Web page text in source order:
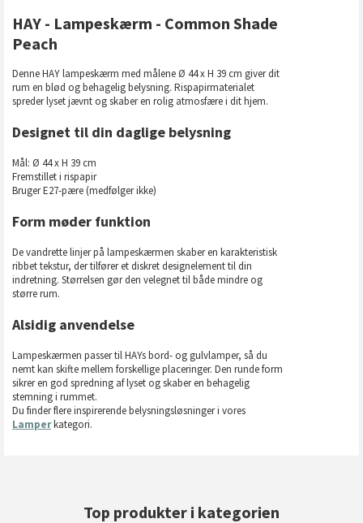
HAY - Lampeskærm - Common Shade
Peach
Denne HAY lampeskærm med målene Ø 44 x H 39 cm giver dit
rum en blød og behagelig belysning. Rispapirmaterialet
spreder lyset jævnt og skaber en rolig atmosfære i dit hjem.
Designet til din daglige belysning
Mål: Ø 44 x H 39 cm
Fremstillet i rispapir
Bruger E27-pære (medfølger ikke)
Form møder funktion
De vandrette linjer på lampeskærmen skaber en karakteristisk
ribbet tekstur, der tilfører et diskret designelement til din
indretning. Størrelsen gør den velegnet til både mindre og
større rum.
Alsidig anvendelse
Lampeskærmen passer til HAYs bord- og gulvlamper, så du
nemt kan skifte mellem forskellige placeringer. Den runde form
sikrer en god spredning af lyset og skaber en behagelig
stemning i rummet.
Du finder flere inspirerende belysningsløsninger i vores
Lamperkategori.
Top produkter i kategorien